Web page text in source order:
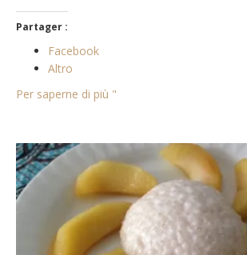
Partager :
Facebook
Altro
Per saperne di più "